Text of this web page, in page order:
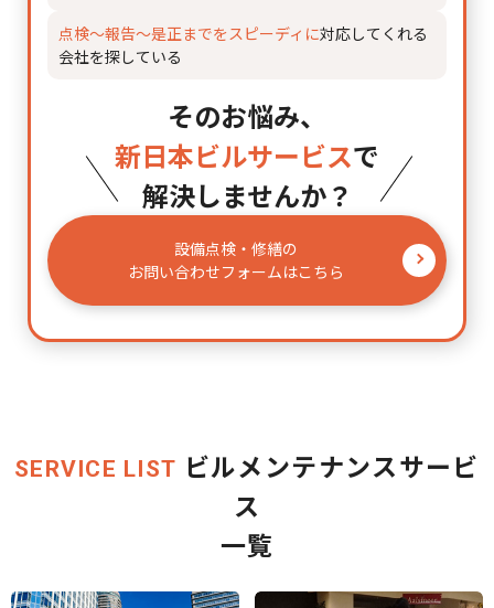
点検～報告～是正までをスピーディに対応してくれる
会社を探している
そのお悩み、
新日本ビルサービスで
解決しませんか？
設備点検・修繕の
お問い合わせフォームはこちら
SERVICE LIST ビルメンテナンスサービ
ス
一覧